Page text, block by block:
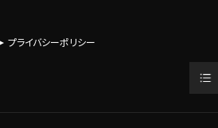
プライバシーポリシー